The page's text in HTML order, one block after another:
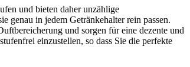
und bieten daher unzählige
genau in jedem Getränkehalter rein passen.
und sorgen für eine dezente und
einzustellen, so dass Sie die perfekte